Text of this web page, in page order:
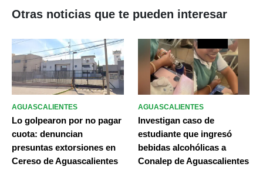
Otras noticias que te pueden interesar
AGUASCALIENTES
Lo golpearon por no pagar
cuota: denuncian
presuntas extorsiones en
Cereso de Aguascalientes
AGUASCALIENTES
Investigan caso de
estudiante que ingresó
bebidas alcohólicas a
Conalep de Aguascalientes